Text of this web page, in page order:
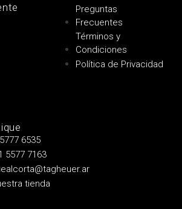
Preguntas
Frecuentes
Términos y
Condiciones
Política de Privacidad
6535
5577 7163
tienda